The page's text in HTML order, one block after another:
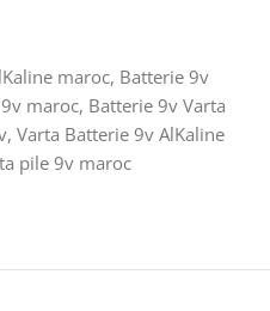
maroc, Batterie 9v
maroc, Batterie 9v Varta
, Varta Batterie 9v AlKaline
pile 9v maroc